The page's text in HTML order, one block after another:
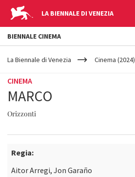
LA BIENNALE DI VENEZIA
YOUR
ARE
La Biennale di Venezia Cinema (2024)
CINEMA
MARCO
Orizzonti
Regia:
Aitor Arregi, Jon Garaño
BIENNALE CINEMA